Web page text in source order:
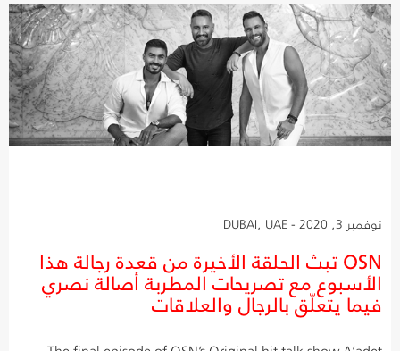
نوفمبر 3, 2020 - DUBAI, UAE
OSN تبث الحلقة الأخيرة من قعدة رجالة هذا
الأسبوع مع تصريحات المطربة أصالة نصري
فيما يتعلّق بالرجال والعلاقات